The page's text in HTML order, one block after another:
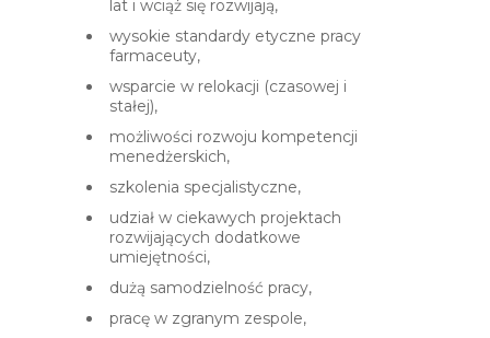
lat i wciąż się rozwijają,
wysokie standardy etyczne pracy
farmaceuty,
wsparcie w relokacji (czasowej i
stałej),
możliwości rozwoju kompetencji
menedżerskich,
szkolenia specjalistyczne,
udział w ciekawych projektach
rozwijających dodatkowe
umiejętności,
dużą samodzielność pracy,
pracę w zgranym zespole,